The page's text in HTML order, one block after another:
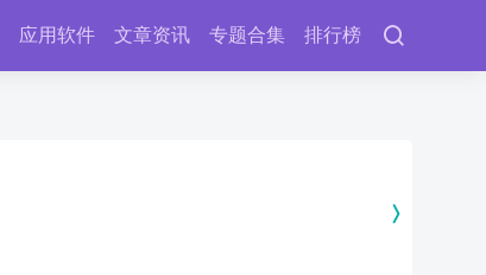
应用软件 文章资讯 专题合集 排行榜